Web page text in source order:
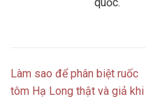
Làm sao để phân biệt ruốc
tôm Hạ Long thật và giả khi